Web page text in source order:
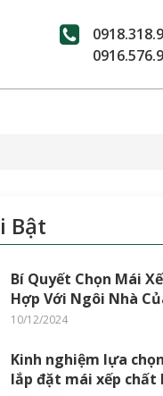
Bật
Bí Quyết Chọn Mái
Hợp Với Ngôi Nhà
10/12/2024
Kinh nghiệm lựa
lắp đặt mái xếp chất